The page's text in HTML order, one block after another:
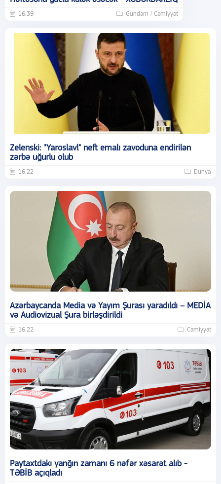
16:39 Gündəm / Cəmiyyət
Zelenski: "Yaroslavl" neft emalı zavoduna endirilən
zərbə uğurlu olub
16:22 Dünya
Azərbaycanda Media və Yayım Şurası yaradıldı – MEDİA
və Audiovizual Şura birləşdirildi
16:22 Cəmiyyət
Paytaxtdakı yanğın zamanı 6 nəfər xəsarət alıb -
TƏBİB açıqladı